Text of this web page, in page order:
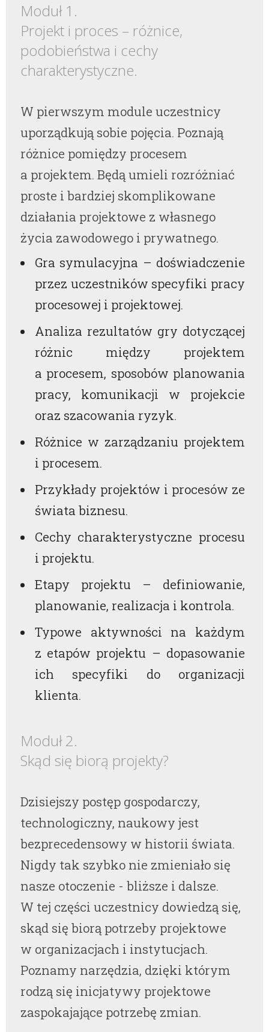
Moduł 1.
Projekt i proces – różnice,
podobieństwa i cechy
charakterystyczne.
W pierwszym module uczestnicy
uporządkują sobie pojęcia. Poznają
różnice pomiędzy procesem
a projektem. Będą umieli rozróżniać
proste i bardziej skomplikowane
działania projektowe z własnego
życia zawodowego i prywatnego.
Gra symulacyjna – doświadczenie
przez uczestników specyfiki pracy
procesowej i projektowej.
Analiza rezultatów gry dotyczącej
różnic między projektem
a procesem, sposobów planowania
pracy, komunikacji w projekcie
oraz szacowania ryzyk.
Różnice w zarządzaniu projektem
i procesem.
Przykłady projektów i procesów ze
świata biznesu.
Cechy charakterystyczne procesu
i projektu.
Etapy projektu – definiowanie,
planowanie, realizacja i kontrola.
Typowe aktywności na każdym
z etapów projektu – dopasowanie
ich specyfiki do organizacji
klienta.
Moduł 2.
Skąd się biorą projekty?
Dzisiejszy postęp gospodarczy,
technologiczny, naukowy jest
bezprecedensowy w historii świata.
Nigdy tak szybko nie zmieniało się
nasze otoczenie - bliższe i dalsze.
W tej części uczestnicy dowiedzą się,
skąd się biorą potrzeby projektowe
w organizacjach i instytucjach.
Poznamy narzędzia, dzięki którym
rodzą się inicjatywy projektowe
zaspokajające potrzebę zmian.